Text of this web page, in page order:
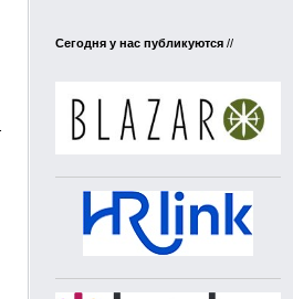
Сегодня у нас публикуются //